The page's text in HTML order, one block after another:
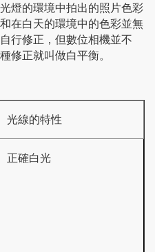
燈的環境中拍出的照片色彩
在白天的環境中的色彩並無
行修正，但數位相機並不
修正就叫做白平衡。
光線的特性
正確白光